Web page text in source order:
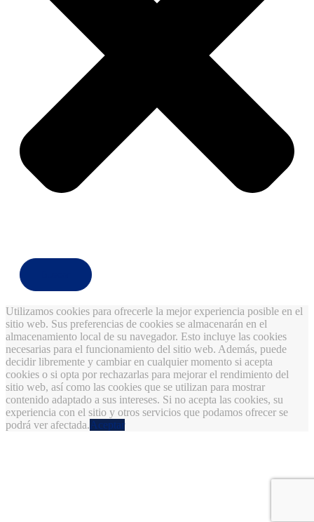
Utilizamos cookies para ofrecerle la mejor experiencia posible en el
sitio web. Sus preferencias de cookies se almacenarán en el
almacenamiento local de su navegador. Esto incluye las cookies
necesarias para el funcionamiento del sitio web. Además, puede
decidir libremente y cambiar en cualquier momento si acepta
cookies o si opta por rechazarlas para mejorar el rendimiento del
sitio web, así como las cookies que se utilizan para mostrar
contenido adaptado a sus intereses. Si no acepta las cookies, su
experiencia con el sitio y otros servicios que podamos ofrecer se
podrá ver afectada.Aceptar